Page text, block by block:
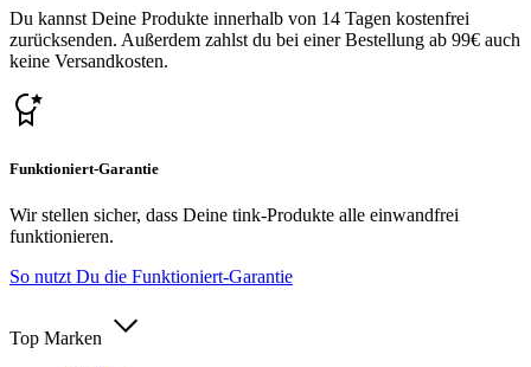
Du kannst Deine Produkte innerhalb von 14 Tagen kostenfrei
zurücksenden. Außerdem zahlst du bei einer Bestellung ab 99€ auch
keine Versandkosten.
Funktioniert-Garantie
Wir stellen sicher, dass Deine tink-Produkte alle einwandfrei
funktionieren.
So nutzt Du die Funktioniert-Garantie
Top Marken